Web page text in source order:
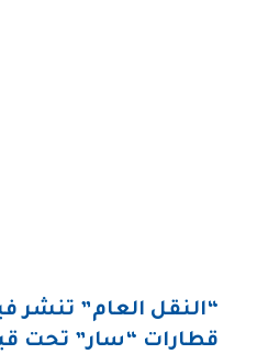
“النقل العام” تنشر
قطارات “سار” تحت